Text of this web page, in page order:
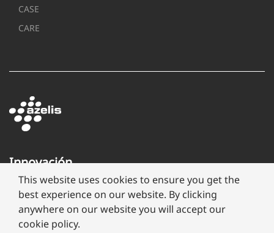
CASE
CARE
Innovación
través
de
formulación
This website uses cookies to ensure you get the
best experience on our website. By clicking
anywhere on our website you will accept our
cookie policy.